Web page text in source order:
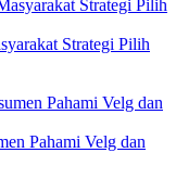
Strategi Pilih
Pahami Velg dan